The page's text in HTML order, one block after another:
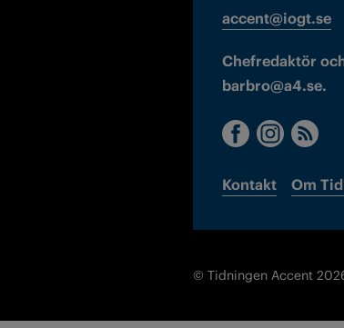
accent@iogt.se
Chefredaktör
barbro@a4.se.
Kontakt Om
© Tidningen Accent